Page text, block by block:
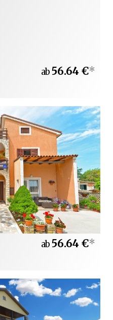
ab 56.64 €*
ab 56.64 €*